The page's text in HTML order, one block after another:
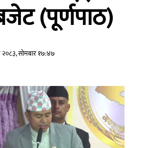
(पूर्णपाठ)
२०८३, सोमबार १७:४७